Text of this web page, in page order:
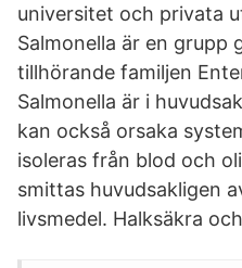
universitet och privata
Salmonella är en grupp
tillhörande familjen
Salmonella är i
kan också orsaka
isoleras från blod och
smittas huvudsakligen
livsmedel. Halksäkra